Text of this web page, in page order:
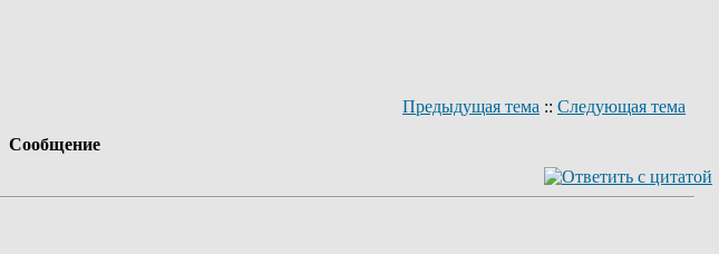
Предыдущая тема :: Следующая тема
Сообщение